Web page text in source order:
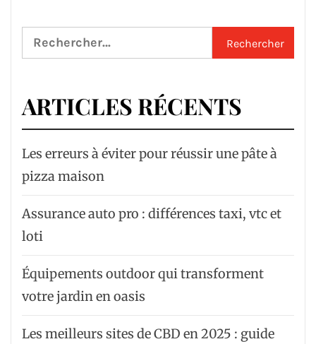
Rechercher :
ARTICLES RÉCENTS
Les erreurs à éviter pour réussir une pâte à
pizza maison
Assurance auto pro : différences taxi, vtc et
loti
Équipements outdoor qui transforment
votre jardin en oasis
Les meilleurs sites de CBD en 2025 : guide